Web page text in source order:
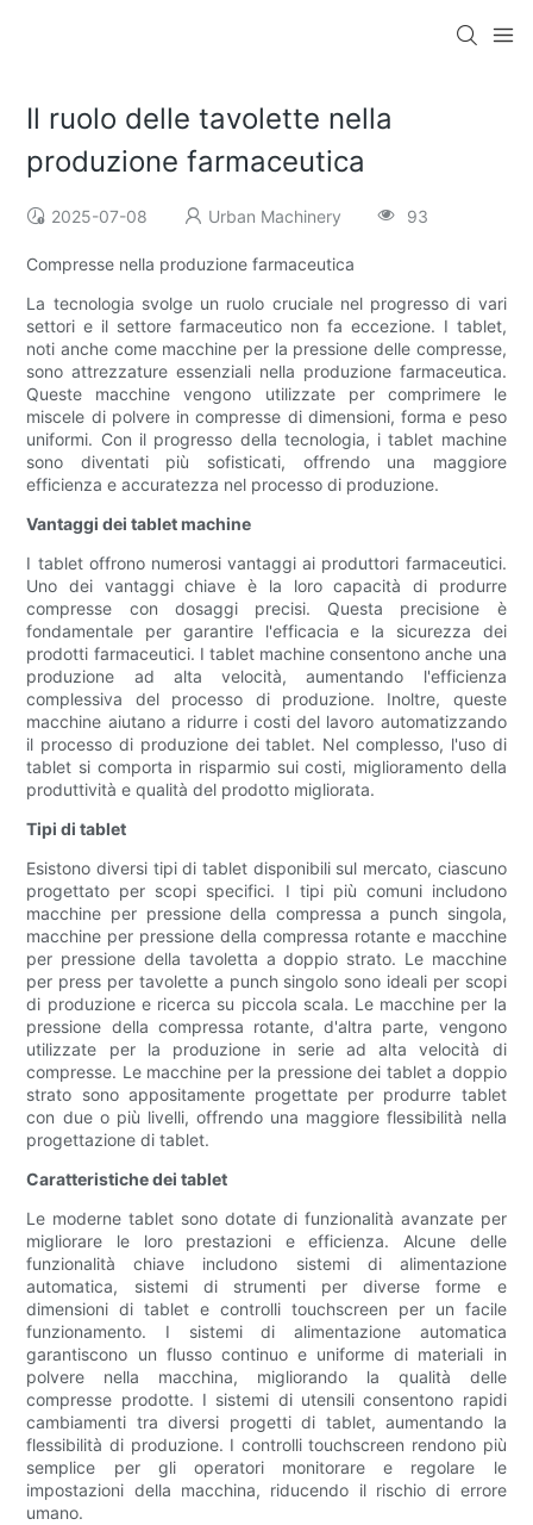
Il ruolo delle tavolette nella
produzione farmaceutica
2025-07-08 Urban Machinery 93
Compresse nella produzione farmaceutica
La tecnologia svolge un ruolo cruciale nel progresso di vari
settori e il settore farmaceutico non fa eccezione. I tablet,
noti anche come macchine per la pressione delle compresse,
sono attrezzature essenziali nella produzione farmaceutica.
Queste macchine vengono utilizzate per comprimere le
miscele di polvere in compresse di dimensioni, forma e peso
uniformi. Con il progresso della tecnologia, i tablet machine
sono diventati più sofisticati, offrendo una maggiore
efficienza e accuratezza nel processo di produzione.
Vantaggi dei tablet machine
I tablet offrono numerosi vantaggi ai produttori farmaceutici.
Uno dei vantaggi chiave è la loro capacità di produrre
compresse con dosaggi precisi. Questa precisione è
fondamentale per garantire l'efficacia e la sicurezza dei
prodotti farmaceutici. I tablet machine consentono anche una
produzione ad alta velocità, aumentando l'efficienza
complessiva del processo di produzione. Inoltre, queste
macchine aiutano a ridurre i costi del lavoro automatizzando
il processo di produzione dei tablet. Nel complesso, l'uso di
tablet si comporta in risparmio sui costi, miglioramento della
produttività e qualità del prodotto migliorata.
Tipi di tablet
Esistono diversi tipi di tablet disponibili sul mercato, ciascuno
progettato per scopi specifici. I tipi più comuni includono
macchine per pressione della compressa a punch singola,
macchine per pressione della compressa rotante e macchine
per pressione della tavoletta a doppio strato. Le macchine
per press per tavolette a punch singolo sono ideali per scopi
di produzione e ricerca su piccola scala. Le macchine per la
pressione della compressa rotante, d'altra parte, vengono
utilizzate per la produzione in serie ad alta velocità di
compresse. Le macchine per la pressione dei tablet a doppio
strato sono appositamente progettate per produrre tablet
con due o più livelli, offrendo una maggiore flessibilità nella
progettazione di tablet.
Caratteristiche dei tablet
Le moderne tablet sono dotate di funzionalità avanzate per
migliorare le loro prestazioni e efficienza. Alcune delle
funzionalità chiave includono sistemi di alimentazione
automatica, sistemi di strumenti per diverse forme e
dimensioni di tablet e controlli touchscreen per un facile
funzionamento. I sistemi di alimentazione automatica
garantiscono un flusso continuo e uniforme di materiali in
polvere nella macchina, migliorando la qualità delle
compresse prodotte. I sistemi di utensili consentono rapidi
cambiamenti tra diversi progetti di tablet, aumentando la
flessibilità di produzione. I controlli touchscreen rendono più
semplice per gli operatori monitorare e regolare le
impostazioni della macchina, riducendo il rischio di errore
umano.